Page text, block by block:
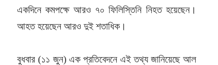
একদিনে কমপক্ষে আরও ৭০ ফিলিস্তিনি নিহত হয়েছেন।
আহত হয়েছেন আরও দুই শতাধিক।
বুধবার (১১ জুন) এক প্রতিবেদনে এই তথ্য জানিয়েছে আল